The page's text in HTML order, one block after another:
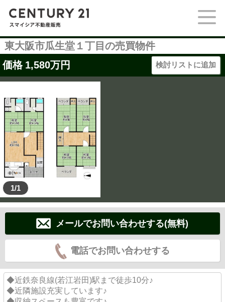
東大阪市瓜生堂１丁目の売買物件
価格 1,580万円 検討リストに追加
1/1
メールでお問い合わせする(無料)
電話でお問い合わせする
◆近鉄奈良線(若江岩田)駅まで徒歩10分♪
◆近隣施設充実しています♪